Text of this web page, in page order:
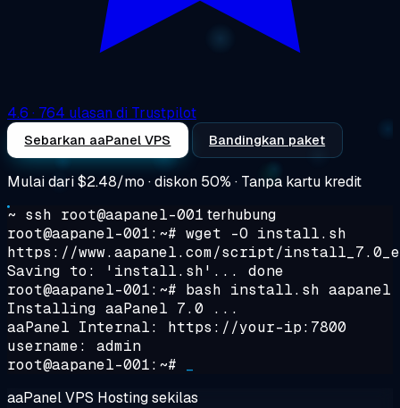
4.6 · 764 ulasan di Trustpilot
Sebarkan aaPanel VPS Bandingkan paket
Mulai dari$2.48/mo · diskon 50% · Tanpa kartu kredit
~ ssh root@aapanel-001 terhubung
root@aapanel-001:~# wget -O install.sh
https://www.aapanel.com/script/
Saving to: 'install.sh'... done
root@aapanel-001:~# bash install.sh aapanel
Installing aaPanel 7.0 ...
aaPanel Internal: https://your-ip:7800
username: admin
root@aapanel-001:~#
aaPanel VPS Hosting sekilas